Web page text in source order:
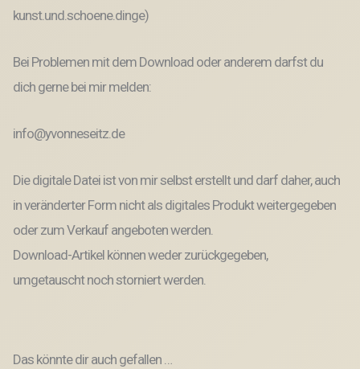
kunst.und.schoene.dinge)
Bei Problemen mit dem Download oder anderem darfst du
dich gerne bei mir melden:
info@yvonneseitz.de
Die digitale Datei ist von mir selbst erstellt und darf daher, auch
in veränderter Form nicht als digitales Produkt weitergegeben
oder zum Verkauf angeboten werden.
Download-Artikel können weder zurückgegeben,
umgetauscht noch storniert werden.
Das könnte dir auch gefallen …